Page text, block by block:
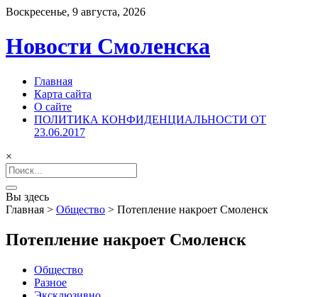
Воскресенье, 9 августа, 2026
Новости Смоленска
Главная
Карта сайта
О сайте
ПОЛИТИКА КОНФИДЕНЦИАЛЬНОСТИ ОТ
23.06.2017
×
Search
for:
Вы здесь
Главная > Общество > Потепление накроет Смоленск
Потепление накроет Смоленск
Общество
Разное